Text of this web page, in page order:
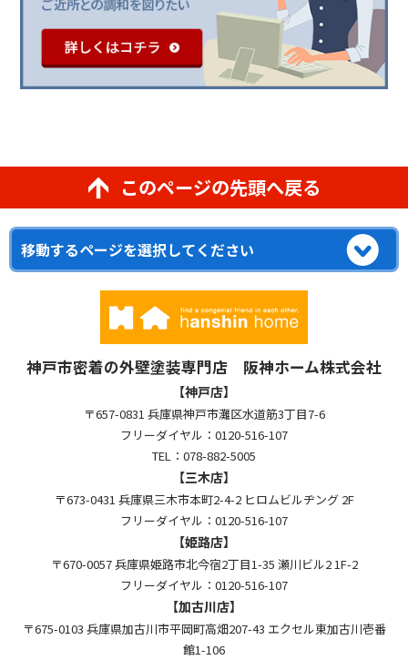
このページの先頭へ戻る
神戸市密着の外壁塗装専門店 阪神ホーム株式会社
【神戸店】
〒657-0831 兵庫県神戸市灘区水道筋3丁目7-6
フリーダイヤル：0120-516-107
TEL：078-882-5005
【三木店】
〒673-0431 兵庫県三木市本町2-4-2 ヒロムビルヂング 2F
フリーダイヤル：0120-516-107
【姫路店】
〒670-0057 兵庫県姫路市北今宿2丁目1-35 瀬川ビル2 1F-2
フリーダイヤル：0120-516-107
【加古川店】
〒675-0103 兵庫県加古川市平岡町高畑207-43 エクセル東加古川壱番
館1-106